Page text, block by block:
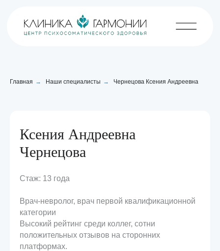
Главная → Наши специалисты → Чернецова Ксения Андреевна
Ксения Андреевна
Чернецова
Стаж: 13 года
Врач-невролог, врач первой квалификационной
категории
Высокий рейтинг среди коллег, сотни
положительных отзывов на сторонних
платформах.